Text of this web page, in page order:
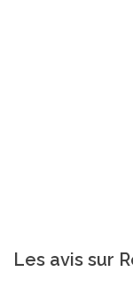
Les avis sur